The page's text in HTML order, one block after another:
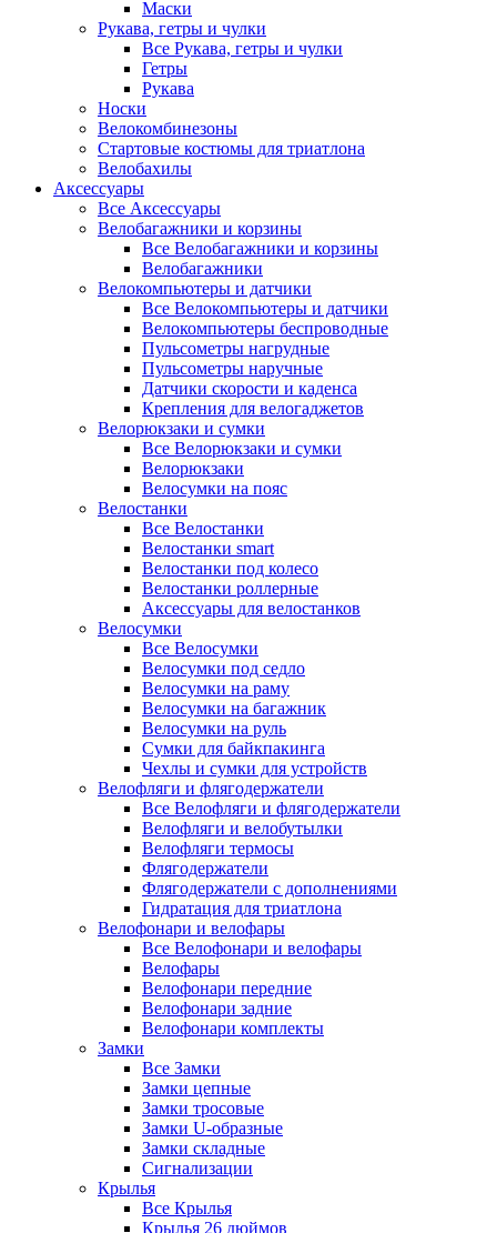
Маски
Рукава, гетры и чулки
Все Рукава, гетры и чулки
Гетры
Рукава
Носки
Велокомбинезоны
Стартовые костюмы для триатлона
Велобахилы
Аксессуары
Все Аксессуары
Велобагажники и корзины
Все Велобагажники и корзины
Велобагажники
Велокомпьютеры и датчики
Все Велокомпьютеры и датчики
Велокомпьютеры беспроводные
Пульсометры нагрудные
Пульсометры наручные
Датчики скорости и каденса
Крепления для велогаджетов
Велорюкзаки и сумки
Все Велорюкзаки и сумки
Велорюкзаки
Велосумки на пояс
Велостанки
Все Велостанки
Велостанки smart
Велостанки под колесо
Велостанки роллерные
Аксессуары для велостанков
Велосумки
Все Велосумки
Велосумки под седло
Велосумки на раму
Велосумки на багажник
Велосумки на руль
Сумки для байкпакинга
Чехлы и сумки для устройств
Велофляги и флягодержатели
Все Велофляги и флягодержатели
Велофляги и велобутылки
Велофляги термосы
Флягодержатели
Флягодержатели с дополнениями
Гидратация для триатлона
Велофонари и велофары
Все Велофонари и велофары
Велофары
Велофонари передние
Велофонари задние
Велофонари комплекты
Замки
Все Замки
Замки цепные
Замки тросовые
Замки U-образные
Замки складные
Сигнализации
Крылья
Все Крылья
Крылья 26 дюймов